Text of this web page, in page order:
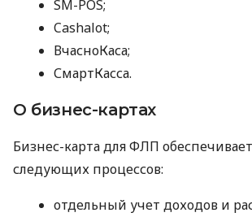
SM-POS;
Cashalot;
ВчасноКаса;
СмартКасса.
О бизнес-картах
Бизнес-карта для ФЛП
следующих процессов:
отдельный учет доходов и